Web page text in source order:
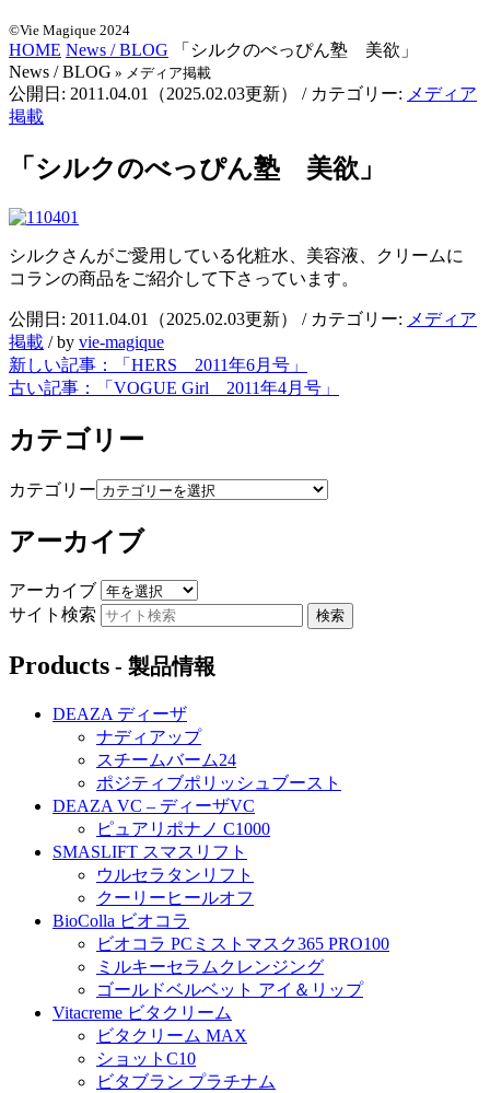
©Vie Magique 2024
HOME News / BLOG
「シルクのべっぴん塾 美欲」
News / BLOG » メディア掲載
公開日: 2011.04.01 （2025.02.03更新） / カテゴリー: メディア
掲載
「シルクのべっぴん塾 美欲」
シルクさんがご愛用している化粧水、美容液、クリームに
コランの商品をご紹介して下さっています。
公開日: 2011.04.01 （2025.02.03更新） / カテゴリー: メディア
掲載 /by vie-magique
新しい記事：
「HERS 2011年6月号」
古い記事：
「VOGUE Girl 2011年4月号」
カテゴリー
カテゴリー
アーカイブ
アーカイブ
サイト検索
Products - 製品情報
DEAZA ディーザ
ナディアップ
スチームバーム24
ポジティブポリッシュブースト
DEAZA VC – ディーザVC
ピュアリポナノ C1000
SMASLIFT スマスリフト
ウルセラタンリフト
クーリーヒールオフ
BioColla ビオコラ
ビオコラ PCミストマスク365 PRO100
ミルキーセラムクレンジング
ゴールドベルベット アイ＆リップ
Vitacreme ビタクリーム
ビタクリーム MAX
ショットC10
ビタブラン プラチナム